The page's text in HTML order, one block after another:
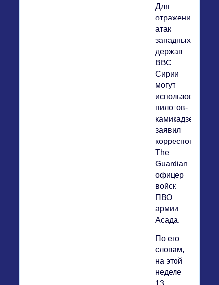
Для
отражения
атак
западных
держав
ВВС
Сирии
могут
использовать
пилотов-
камикадзе,
заявил
The
Guardian
офицер
войск
ПВО
армии
Асада.
По его
словам,
на этой
неделе